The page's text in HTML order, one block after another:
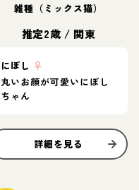
雑種（ミックス猫）
推定2歳 / 関東
にぼし ♀
丸いお顔が可愛いにぼし
ちゃん
詳細を見る